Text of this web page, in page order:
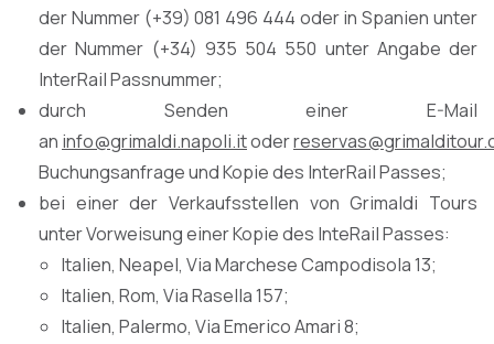
der Nummer (+39) 081 496 444 oder in Spanien unter
der Nummer (+34) 935 504 550 unter Angabe der
InterRail Passnummer;
durch Senden einer E-Mail
an info@grimaldi.napoli.itoder
Buchungsanfrage und Kopie des InterRail Passes;
bei einer der Verkaufsstellen von Grimaldi Tours
unter Vorweisung einer Kopie des InteRail Passes:
Italien, Neapel, Via Marchese Campodisola 13;
Italien, Rom, Via Rasella 157;
Italien, Palermo, Via Emerico Amari 8;